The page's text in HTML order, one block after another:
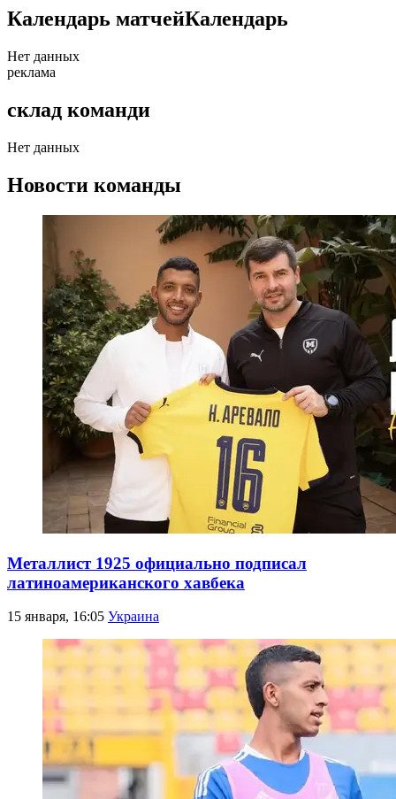
Календарь матчейКалендарь
Нет данных
реклама
склад команди
Нет данных
Новости команды
Металлист 1925 официально подписал
латиноамериканского хавбека
15 января, 16:05 Украина